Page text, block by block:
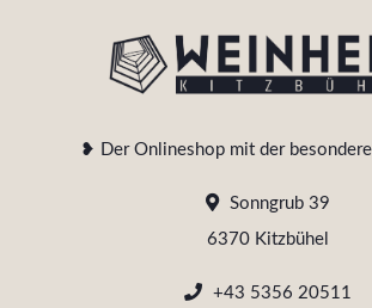
❥ Der Onlineshop mit der
Sonngrub 39
6370 Kitzbühel
+43 5356 20511